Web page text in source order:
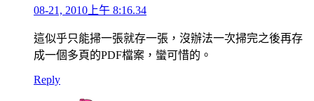
08-21, 2010上午 8:16.34
這似乎只能掃一張就存一張，沒辦法一次掃完之後再存
成一個多頁的PDF檔案，蠻可惜的。
Reply